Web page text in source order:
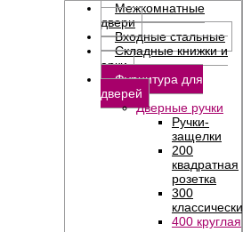
Межкомнатные
двери
Входные стальные
Складные книжки и
арки
Фурнитура для
дверей
Дверные ручки
Ручки-
защелки
200
квадратная
розетка
300
классические
400 круглая